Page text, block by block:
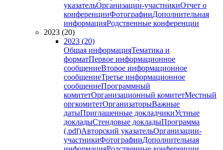
указательОрганизации-участникиОтчет о
конференцииФотографииДополнительная
информацияРодственные конференции
2023 (20)
2023 (20)
Общая информацияТематика и
форматПервое информационное
сообщениеВторое информационное
сообщениеТретье информационное
сообщениеПрограммный
комитетОрганизационный комитетМестный
оргкомитетОрганизаторыВажные
датыПриглашенные докладчикиУстные
докладыСтендовые докладыПрограмма
(.pdf)Авторский указательОрганизации-
участникиФотографииДополнительная